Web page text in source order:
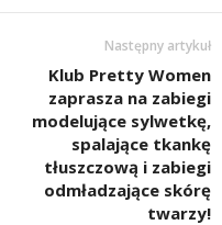
Następny artykuł
Klub Pretty Women
zaprasza na zabiegi
modelujące sylwetkę,
spalające tkankę
tłuszczową i zabiegi
odmładzające skórę
twarzy!